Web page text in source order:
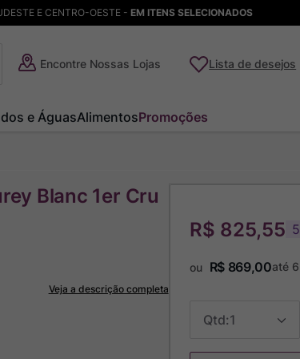
E CENTRO-OESTE - EM ITENS SELECIONADOS
Encontre Nossas Lojas Lista de desejos
e ÁguasAlimentosPromoções
Blanc 1er Cru
Veja a descrição completa
R$ 825,55 5
ou R$ 869,00até 6
1